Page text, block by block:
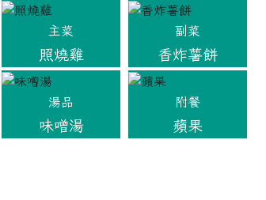
主菜
照燒雞
副菜
香炸薯餅
湯品
味噌湯
附餐
蘋果